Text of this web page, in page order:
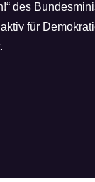
des
für